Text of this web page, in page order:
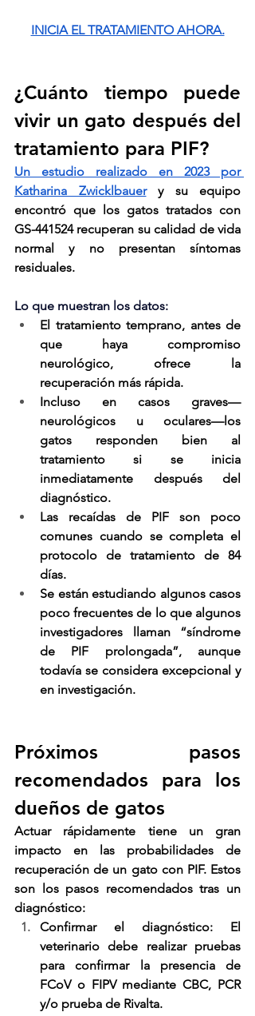
INICIA EL TRATAMIENTO AHORA.
¿Cuánto tiempo puede
vivir un gato después del
tratamiento para PIF?
Un estudio realizado en 2023 por
Katharina Zwicklbauer y su equipo
encontró que los gatos tratados con
GS-441524 recuperan su calidad de vida
normal y no presentan síntomas
residuales.
Lo que muestran los datos:
El tratamiento temprano, antes de
que haya compromiso
neurológico, ofrece la
recuperación más rápida.
Incluso en casos graves—
neurológicos u oculares—los
gatos responden bien al
tratamiento si se inicia
inmediatamente después del
diagnóstico.
Las recaídas de PIF son poco
comunes cuando se completa el
protocolo de tratamiento de 84
días.
Se están estudiando algunos casos
poco frecuentes de lo que algunos
investigadores llaman “síndrome
de PIF prolongada”, aunque
todavía se considera excepcional y
en investigación.
Próximos pasos
recomendados para los
dueños de gatos
Actuar rápidamente tiene un gran
impacto en las probabilidades de
recuperación de un gato con PIF. Estos
son los pasos recomendados tras un
diagnóstico:
Confirmar el diagnóstico: El
veterinario debe realizar pruebas
para confirmar la presencia de
FCoV o FIPV mediante CBC, PCR
y/o prueba de Rivalta.